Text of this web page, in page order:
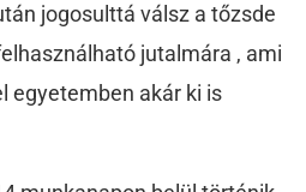
jogosulttá válsz a tőzsde
jutalmára , ami
egyetemben akár ki is